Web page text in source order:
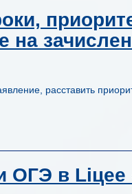
на
расставить
ОГЭ в